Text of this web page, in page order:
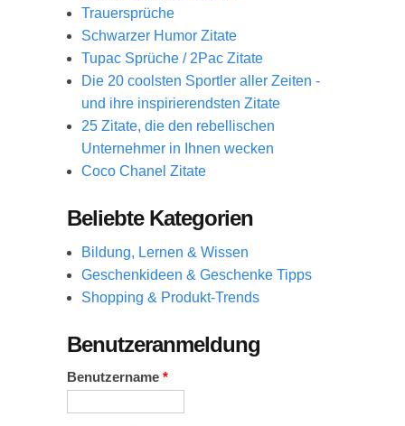
Trauersprüche
Schwarzer Humor Zitate
Tupac Sprüche / 2Pac Zitate
Die 20 coolsten Sportler aller Zeiten -
und ihre inspirierendsten Zitate
25 Zitate, die den rebellischen
Unternehmer in Ihnen wecken
Coco Chanel Zitate
Beliebte Kategorien
Bildung, Lernen & Wissen
Geschenkideen & Geschenke Tipps
Shopping & Produkt-Trends
Benutzeranmeldung
Benutzername *